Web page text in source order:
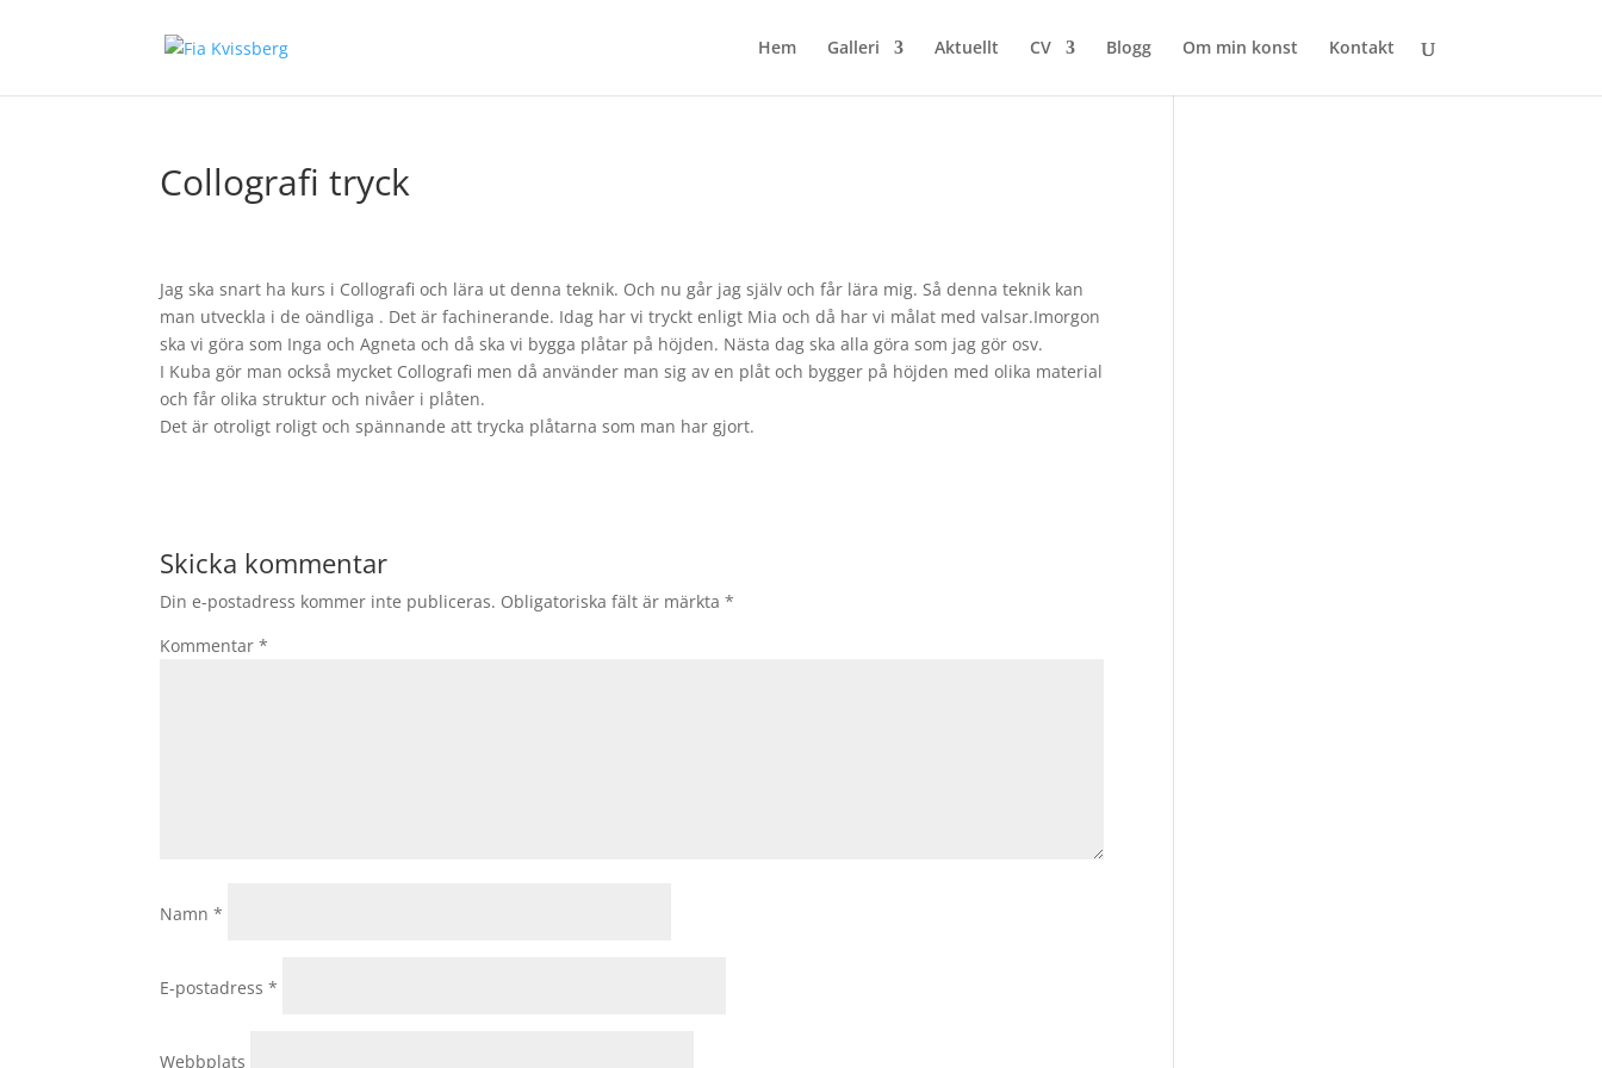
Hem Galleri Aktuellt CV Blogg Om min konst Kontakt
Collografi tryck
Jag ska snart ha kurs i Collografi och lära ut denna teknik. Och nu går jag själv och får lära mig. Så denna teknik kan
man utveckla i de oändliga . Det är fachinerande. Idag har vi tryckt enligt Mia och då har vi målat med valsar.Imorgon
ska vi göra som Inga och Agneta och då ska vi bygga plåtar på höjden. Nästa dag ska alla göra som jag gör osv.
I Kuba gör man också mycket Collografi men då använder man sig av en plåt och bygger på höjden med olika material
och får olika struktur och nivåer i plåten.
Det är otroligt roligt och spännande att trycka plåtarna som man har gjort.
Skicka kommentar
Din e-postadress kommer inte publiceras. Obligatoriska fält är märkta*
Kommentar*
Namn*
E-postadress*
Webbplats